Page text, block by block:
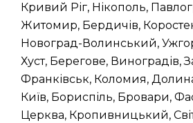
Кривий Ріг, Нікополь,
Житомир, Бердичів,
Новоград-Волинський,
Хуст, Берегове, Виноградів,
Франківськ, Коломия,
Київ, Бориспіль, Бровари,
Церква, Кропивницький,